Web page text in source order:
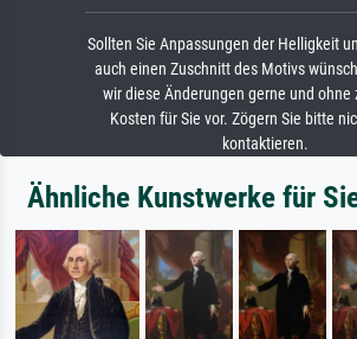
Sollten Sie Anpassungen der Helligkeit
auch einen Zuschnitt des Motivs
wir diese Änderungen gerne und ohne
Kosten für Sie vor. Zögern Sie bitte
kontaktieren.
Ähnliche Kunstwerke für